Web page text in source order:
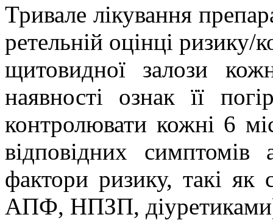
Тривале лікування
ретельній оцінці ризику/
щитовидної залози
наявності
ознак її
контролювати кожні 6
відповідних симптомів
фактори ризику, такі як
АПФ, НПЗП, діуретиками